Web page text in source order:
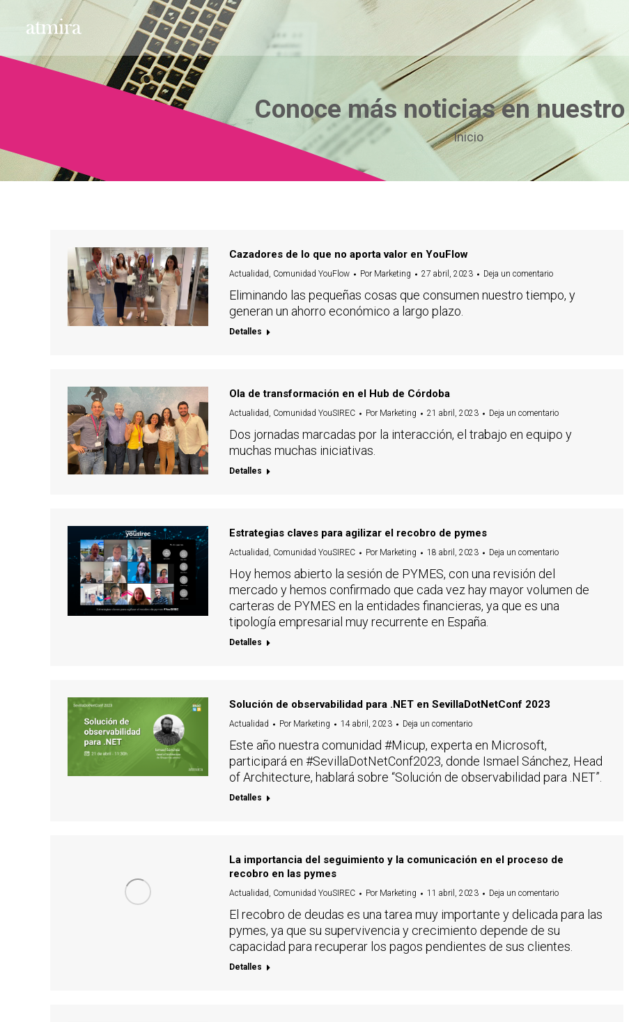
Conoce más noticias en
Estás aquí:
Inicio
Cazadores de lo que no aporta valor en YouFlow
Actualidad, Comunidad YouFlow Por Marketing 27 abril, 2023 Deja un comentario
Eliminando las pequeñas cosas que consumen nuestro tiempo, y
generan un ahorro económico a largo plazo.
Detalles
Ola de transformación en el Hub de Córdoba
Actualidad, Comunidad YouSIREC Por Marketing 21 abril, 2023 Deja un comentario
Dos jornadas marcadas por la interacción, el trabajo en equipo y
muchas muchas iniciativas.
Detalles
Estrategias claves para agilizar el recobro de pymes
Actualidad, Comunidad YouSIREC Por Marketing 18 abril, 2023 Deja un comentario
Hoy hemos abierto la sesión de PYMES, con una revisión del
mercado y hemos confirmado que cada vez hay mayor volumen de
carteras de PYMES en la entidades financieras, ya que es una
tipología empresarial muy recurrente en España.
Detalles
Solución de observabilidad para .NET en SevillaDotNetConf 2023
Actualidad Por Marketing 14 abril, 2023 Deja un comentario
Este año nuestra comunidad #Micup, experta en Microsoft,
participará en #SevillaDotNetConf2023, donde Ismael Sánchez, Head
of Architecture, hablará sobre “Solución de observabilidad para .NET”.
Detalles
La importancia del seguimiento y la comunicación en el proceso de
recobro en las pymes
Actualidad, Comunidad YouSIREC Por Marketing 11 abril, 2023 Deja un comentario
El recobro de deudas es una tarea muy importante y delicada para las
pymes, ya que su supervivencia y crecimiento depende de su
capacidad para recuperar los pagos pendientes de sus clientes.
Detalles